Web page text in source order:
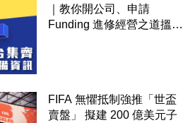
｜教你開公司、申請
Funding 進修經營之道搵大
FIFA 無懼抵制強推「世盃
賣盤」 擬建 200 億美元子